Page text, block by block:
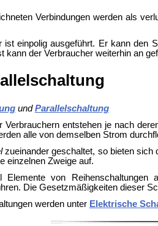
Verbindungen werden als
ist einpolig ausgeführt. Er kann den
kann der Verbraucher weiterhin an
undParallelschaltung
Verbrauchern entstehen je nach
alle von demselben Strom
zueinander geschaltet, so bieten sich
einzelnen Zweige auf.
Elemente von
Die Gesetzmäßigkeiten dieser
werden unter Elektrische